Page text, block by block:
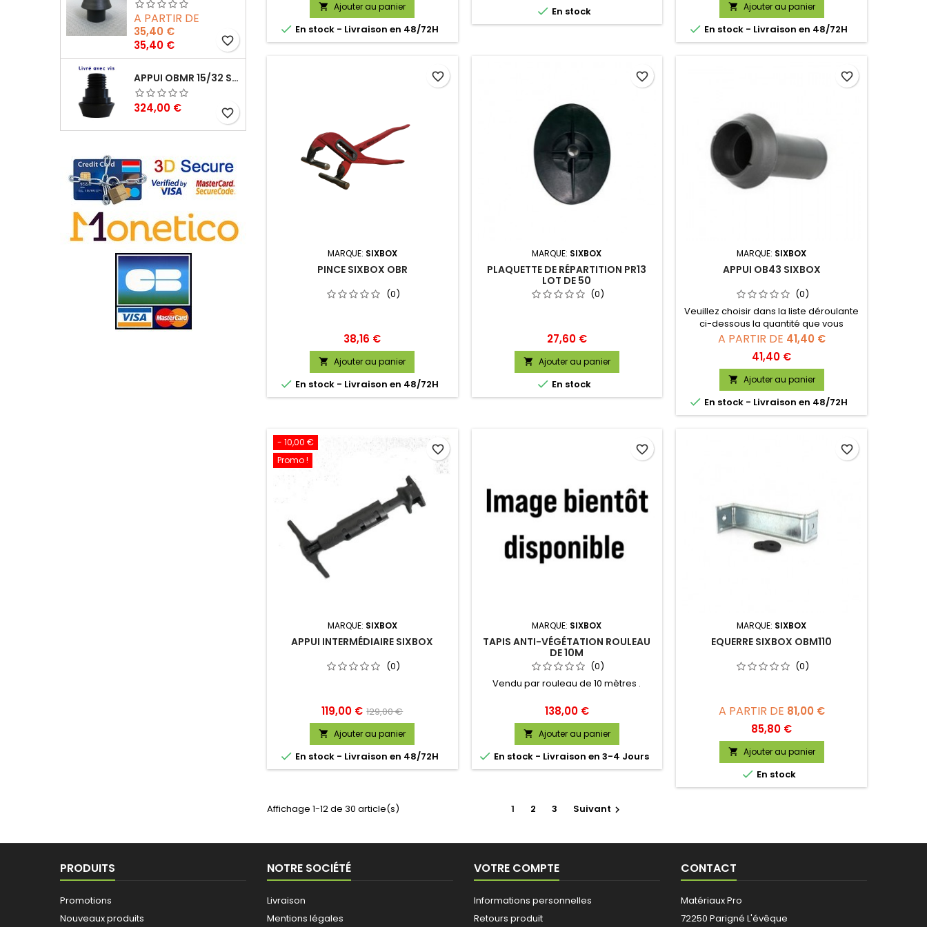
A PARTIR DE
35,40 €
Prix
35,40 € favorite_border
APPUI OBMR 15/32 SIXBOX AVEC VIS
Prix
324,00 € favorite_border
 Ajouter au panier
 En stock - Livraison en 48/72H
 En stock  Ajouter au panier
 En stock - Livraison en 48/72H
MARQUE: SIXBOX
PINCE SIXBOX OBR
(0)
Prix
38,16 €
 Ajouter au panier
 En stock - Livraison en 48/72H
favorite_border
MARQUE: SIXBOX
PLAQUETTE DE RÉPARTITION PR13
LOT DE 50
(0)
Prix
27,60 €
 Ajouter au panier
 En stock
favorite_border
MARQUE: SIXBOX
APPUI OB43 SIXBOX
(0)
Veuillez choisir dans la liste déroulante
ci-dessous la quantité que vous
souhaitez :
A PARTIR DE 41,40 €
Prix
41,40 €
 Ajouter au panier
 En stock - Livraison en 48/72H
favorite_border
- 10,00 €
Promo !
MARQUE: SIXBOX
APPUI INTERMÉDIAIRE SIXBOX
(0)
Prix
119,00 € Prix
de
base
129,00 €
 Ajouter au panier
 En stock - Livraison en 48/72H
favorite_border
MARQUE: SIXBOX
TAPIS ANTI-VÉGÉTATION ROULEAU
DE 10M
(0)
Vendu par rouleau de 10 mètres .
Prix
138,00 €
 Ajouter au panier
 En stock - Livraison en 3-4 Jours
favorite_border
MARQUE: SIXBOX
EQUERRE SIXBOX OBM110
(0)
A PARTIR DE 81,00 €
Prix
85,80 €
 Ajouter au panier
 En stock
favorite_border
Affichage 1-12 de 30 article(s) 1 2 3 Suivant 
PRODUITS
Promotions
Nouveaux produits
NOTRE SOCIÉTÉ
Livraison
Mentions légales
VOTRE COMPTE
Informations personnelles
Retours produit
CONTACT
Matériaux Pro
72250 Parigné L'évêque